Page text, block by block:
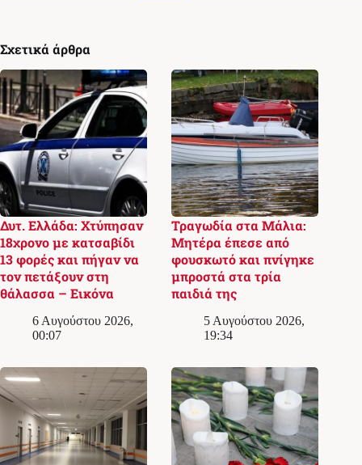
Σχετικά άρθρα
Δυτ. Ελλάδα: Χτύπησαν
18χρονο με κατσαβίδι
13 φορές και πήγαν να
τον πετάξουν στη
θάλασσα – Εικόνα
6 Αυγούστου 2026,
00:07
Τραγωδία στα Μάλια:
Μητέρα έπεσε από
φουσκωτό και πνίγηκε
μπροστά στα τρία
παιδιά της
5 Αυγούστου 2026,
19:34